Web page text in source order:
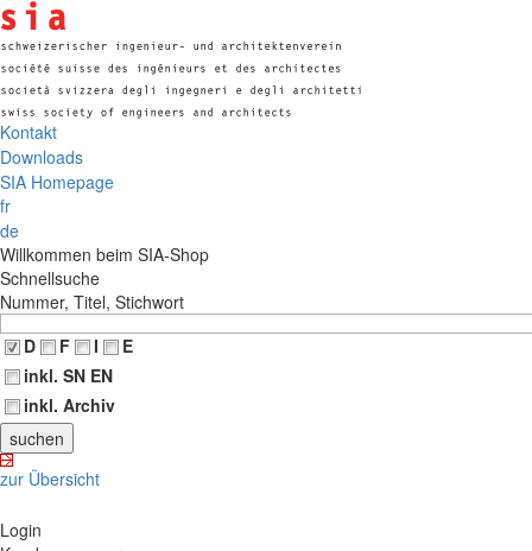
Kontakt
Downloads
SIA Homepage
fr
de
Willkommen beim SIA-Shop
Schnellsuche
Nummer, Titel, Stichwort
D
F I
E
inkl. SN EN
inkl. Archiv
zur Übersicht
Login